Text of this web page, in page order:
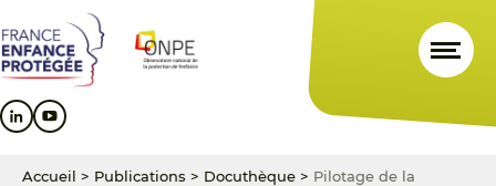
au
contenu
principal
au
menu
principal
au
pied
de
Accueil > Publications > Docuthèque > Pilotage de la